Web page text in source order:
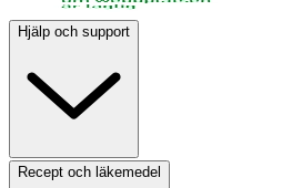
Hjälp och support
Recept och läkemedel